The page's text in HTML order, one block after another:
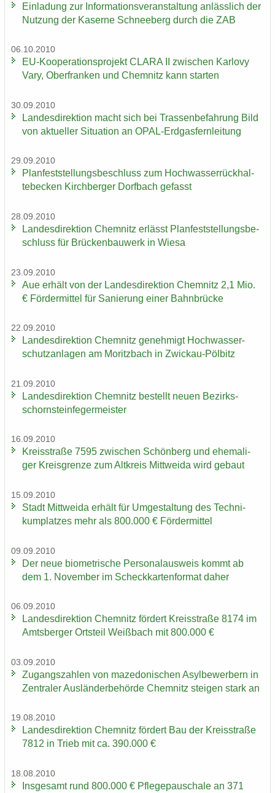
Ein­la­dung zur In­for­ma­ti­ons­ver­an­stal­tung an­läss­lich der
Nut­zung der Ka­ser­ne Schnee­berg durch die ZAB
06.10.2010
EU-​Kooperationsprojekt CLARA II zwi­schen Kar­lo­vy
Vary, Ober­fran­ken und Chem­nitz kann star­ten
30.09.2010
Lan­des­di­rek­ti­on macht sich bei Tras­sen­be­fah­rung Bild
von ak­tu­el­ler Si­tua­ti­on an OPAL-​Erdgasfernleitung
29.09.2010
Plan­fest­stel­lungs­be­schluss zum Hoch­was­ser­rück­hal­
te­be­cken Kirch­ber­ger Dorf­bach ge­fasst
28.09.2010
Lan­des­di­rek­ti­on Chem­nitz er­lässt Plan­fest­stel­lungs­be­
schluss für Brü­cken­bau­werk in Wiesa
23.09.2010
Aue er­hält von der Lan­des­di­rek­ti­on Chem­nitz 2,1 Mio.
€ För­der­mit­tel für Sa­nie­rung einer Bahn­brü­cke
22.09.2010
Lan­des­di­rek­ti­on Chem­nitz ge­neh­migt Hoch­was­ser­
schutz­an­la­gen am Mo­ritz­bach in Zwickau-​Pölbitz
21.09.2010
Lan­des­di­rek­ti­on Chem­nitz be­stellt neuen Be­zirks­
schorn­stein­fe­ger­meis­ter
16.09.2010
Kreis­stra­ße 7595 zwi­schen Schön­berg und ehe­ma­li­
ger Kreis­gren­ze zum Alt­kreis Mitt­wei­da wird ge­baut
15.09.2010
Stadt Mitt­wei­da er­hält für Um­ge­stal­tung des Tech­ni­
kum­plat­zes mehr als 800.000 € För­der­mit­tel
09.09.2010
Der neue bio­me­tri­sche Per­so­nal­aus­weis kommt ab
dem 1. No­vem­ber im Scheck­kar­ten­for­mat daher
06.09.2010
Lan­des­di­rek­ti­on Chem­nitz för­dert Kreis­stra­ße 8174 im
Amts­ber­ger Orts­teil Weiß­bach mit 800.000 €
03.09.2010
Zu­gangs­zah­len von ma­ze­do­ni­schen Asyl­be­wer­bern in
Zen­tra­ler Aus­län­der­be­hör­de Chem­nitz stei­gen stark an
19.08.2010
Lan­des­di­rek­ti­on Chem­nitz för­dert Bau der Kreis­stra­ße
7812 in Trieb mit ca. 390.000 €
18.08.2010
Ins­ge­samt rund 800.000 € Pfle­ge­pau­scha­le an 371